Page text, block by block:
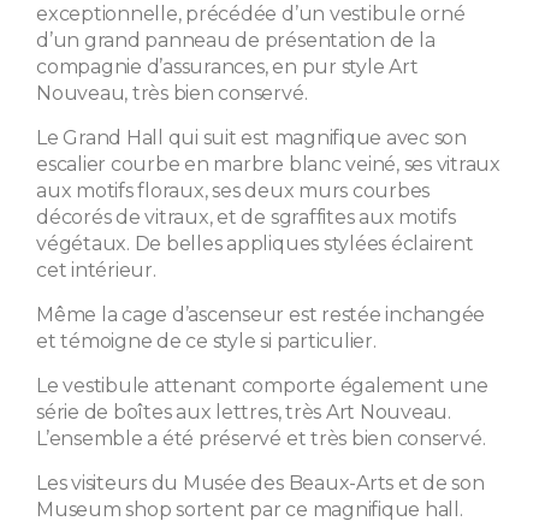
exceptionnelle, précédée d’un vestibule orné
d’un grand panneau de présentation de la
compagnie d’assurances, en pur style Art
Nouveau, très bien conservé.
Le Grand Hall qui suit est magnifique avec son
escalier courbe en marbre blanc veiné, ses vitraux
aux motifs floraux, ses deux murs courbes
décorés de vitraux, et de sgraffites aux motifs
végétaux. De belles appliques stylées éclairent
cet intérieur.
Même la cage d’ascenseur est restée inchangée
et témoigne de ce style si particulier.
Le vestibule attenant comporte également une
série de boîtes aux lettres, très Art Nouveau.
L’ensemble a été préservé et très bien conservé.
Les visiteurs du Musée des Beaux-Arts et de son
Museum shop sortent par ce magnifique hall.